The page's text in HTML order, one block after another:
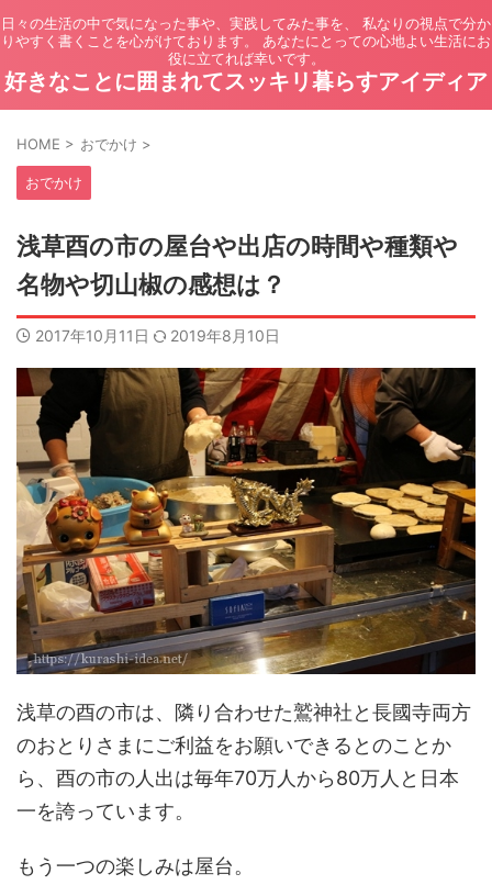
日々の生活の中で気になった事や、実践してみた事を、 私なりの視点で分か
りやすく書くことを心がけております。 あなたにとっての心地よい生活にお
役に立てれば幸いです。
好きなことに囲まれてスッキリ暮らすアイディア
HOME > おでかけ >
おでかけ
浅草酉の市の屋台や出店の時間や種類や
名物や切山椒の感想は？
2017年10月11日 2019年8月10日
浅草の酉の市は、隣り合わせた鷲神社と長國寺両方
のおとりさまにご利益をお願いできるとのことか
ら、酉の市の人出は毎年70万人から80万人と日本
一を誇っています。
もう一つの楽しみは屋台。